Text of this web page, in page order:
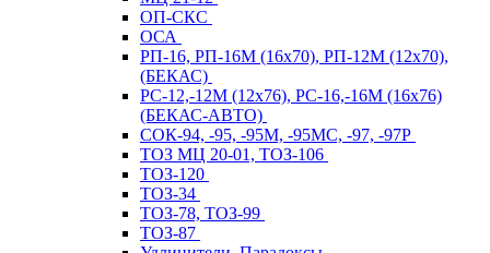
ОП-СКС
ОСА
РП-16, РП-16М (16х70), РП-12М (12х70),
(БЕКАС)
РС-12,-12М (12х76), РС-16,-16М (16х76)
(БЕКАС-АВТО)
СОК-94, -95, -95М, -95МС, -97, -97Р
ТОЗ МЦ 20-01, ТОЗ-106
ТОЗ-120
ТОЗ-34
ТОЗ-78, ТОЗ-99
ТОЗ-87